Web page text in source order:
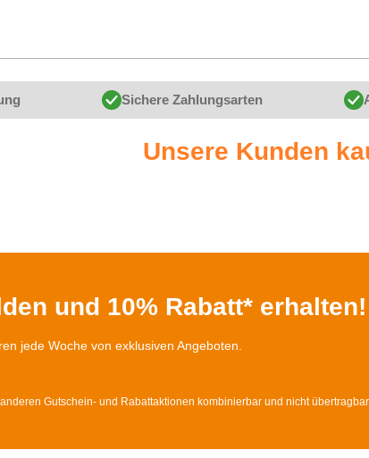
Sichere Zahlungsarten
Unsere Kunden
und 10% Rabatt* erhalten!
jede Woche von exklusiven Angeboten.
Gutschein- und Rabattaktionen kombinierbar und nicht übertragbar.